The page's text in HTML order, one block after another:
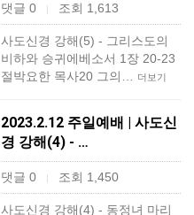
댓글 0 | 조회 1,613
사도신경 강해(5) - 그리스도의
비하와 승귀에베소서 1장 20-23
절박요한 목사20 그의…
더보기
2023.2.12 주일예배 | 사도신
경 강해(4) - …
댓글 0 | 조회 1,450
사도신경 강해(4) - 동정녀 마리